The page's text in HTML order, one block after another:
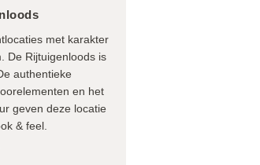
met karakter
De Rijtuigenloods is
authentieke
en het
geven deze locatie
& feel.